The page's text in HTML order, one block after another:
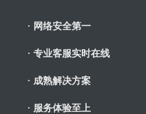
· 网络安全第一
· 专业客服实时在线
· 成熟解决方案
· 服务体验至上